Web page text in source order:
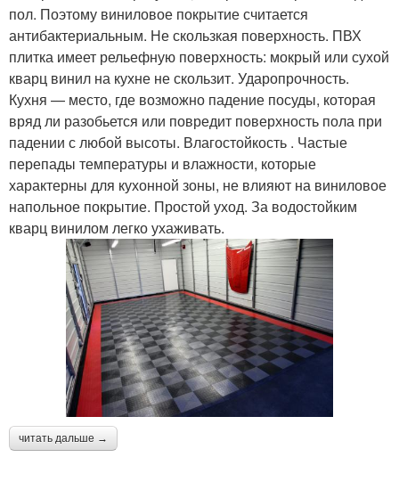
пол. Поэтому виниловое покрытие считается
антибактериальным. Не скользкая поверхность. ПВХ
плитка имеет рельефную поверхность: мокрый или сухой
кварц винил на кухне не скользит. Ударопрочность.
Кухня — место, где возможно падение посуды, которая
вряд ли разобьется или повредит поверхность пола при
падении с любой высоты. Влагостойкость . Частые
перепады температуры и влажности, которые
характерны для кухонной зоны, не влияют на виниловое
напольное покрытие. Простой уход. За водостойким
кварц винилом легко ухаживать.
читать дальше →